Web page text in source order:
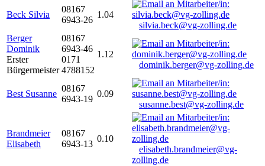
Beck Silvia
08167
6943-26
1.04
silvia.beck@vg-zolling.de
Berger
Dominik
Erster
Bürgermeister
08167
6943-46
0171
4788152
1.12
dominik.berger@vg-zolling.de
Best Susanne
08167
6943-19
0.09
susanne.best@vg-zolling.de
Brandmeier
Elisabeth
08167
6943-13
0.10
elisabeth.brandmeier@vg-
zolling.de